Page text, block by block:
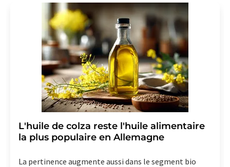
L'huile de colza reste l'huile alimentaire
la plus populaire en Allemagne
La pertinence augmente aussi dans le segment bio